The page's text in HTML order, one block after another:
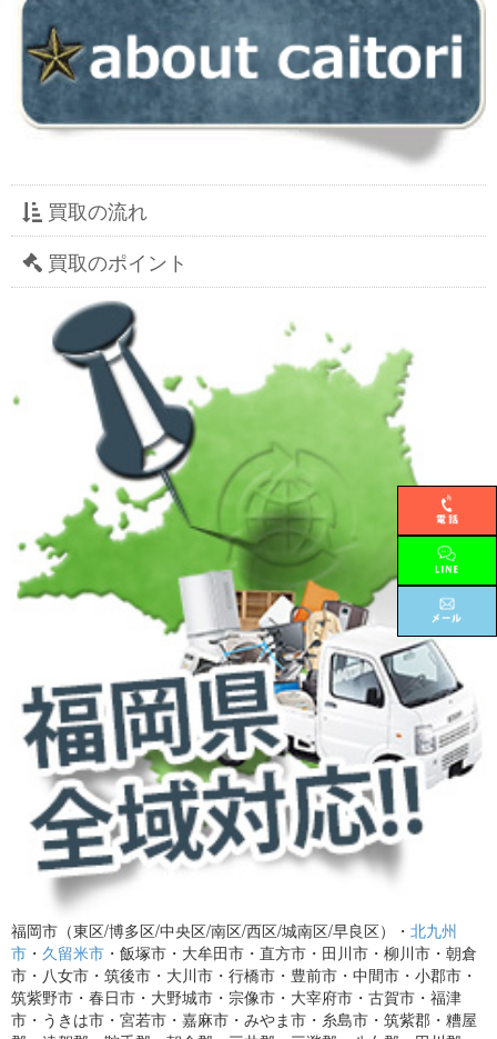
買取の流れ
買取のポイント
福岡市（東区/博多区/中央区/南区/西区/城南区/早良区）・ 北九州
市 ・ 久留米市 ・飯塚市・大牟田市・直方市・田川市・柳川市・朝倉
市・八女市・筑後市・大川市・行橋市・豊前市・中間市・小郡市・
筑紫野市・春日市・大野城市・宗像市・大宰府市・古賀市・福津
市・うきは市・宮若市・嘉麻市・みやま市・糸島市・筑紫郡・糟屋